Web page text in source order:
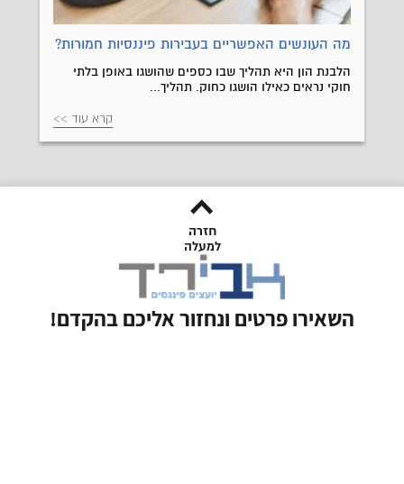
מה העונשים האפשריים בעבירות פיננסיות חמורות?
הלבנת הון היא תהליך שבו כספים שהושגו באופן בלתי
חוקי נראים כאילו הושגו כחוק. תהליך...
קרא עוד >>
חזרה
למעלה
השאירו פרטים ונחזור אליכם בהקדם!